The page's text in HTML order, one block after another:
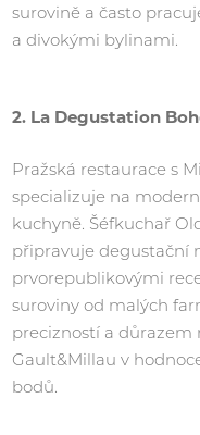
surovině a často
a divokými bylinami.
2. La Degustation
Pražská restaurace s
specializuje na
kuchyně. Šéfkuchař
připravuje degustační
prvorepublikovými
suroviny od malých
precizností a
Gault&Millau v
bodů.